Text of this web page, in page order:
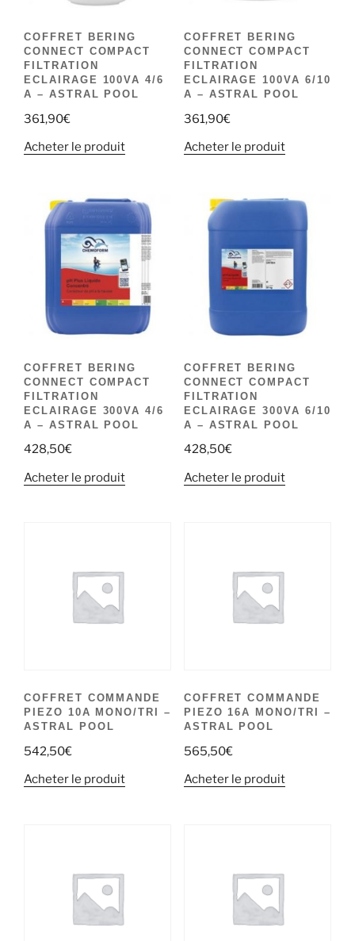
COFFRET BERING
CONNECT COMPACT
FILTRATION
ECLAIRAGE 100VA 4/6
A – ASTRAL POOL
361,90€
Acheter le produit
COFFRET BERING
CONNECT COMPACT
FILTRATION
ECLAIRAGE 100VA 6/10
A – ASTRAL POOL
361,90€
Acheter le produit
COFFRET BERING
CONNECT COMPACT
FILTRATION
ECLAIRAGE 300VA 4/6
A – ASTRAL POOL
428,50€
Acheter le produit
COFFRET BERING
CONNECT COMPACT
FILTRATION
ECLAIRAGE 300VA 6/10
A – ASTRAL POOL
428,50€
Acheter le produit
COFFRET COMMANDE
PIEZO 10A MONO/TRI –
ASTRAL POOL
542,50€
Acheter le produit
COFFRET COMMANDE
PIEZO 16A MONO/TRI –
ASTRAL POOL
565,50€
Acheter le produit